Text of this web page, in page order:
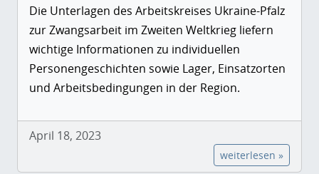
Die Unterlagen des Arbeitskreises Ukraine-Pfalz
zur Zwangsarbeit im Zweiten Weltkrieg liefern
wichtige Informationen zu individuellen
Personengeschichten sowie Lager, Einsatzorten
und Arbeitsbedingungen in der Region.
April 18, 2023
weiterlesen »